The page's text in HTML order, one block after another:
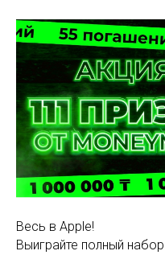
Весь в Apple!
Выиграйте полный